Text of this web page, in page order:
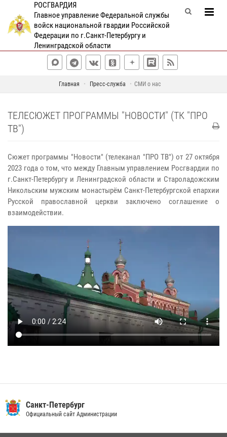
РОСГВАРДИЯ
Главное управление Федеральной службы
войск национальной гвардии Российской
Федерации по г.Санкт-Петербургу и
Ленинградской области
Главная Пресс-служба СМИ о нас
ТЕЛЕСЮЖЕТ ПРОГРАММЫ "НОВОСТИ" (ТК "ПРО
ТВ")
Сюжет программы "Новости" (телеканал "ПРО ТВ") от 27 октября
2023 года о том, что между Главным управлением Росгвардии по
г.Санкт-Петербургу и Ленинградской области и Староладожским
Никольским мужским монастырём Санкт-Петербургской епархии
Русской православной церкви заключено соглашение о
взаимодействии.
Санкт-Петербург
Официальный сайт Администрации